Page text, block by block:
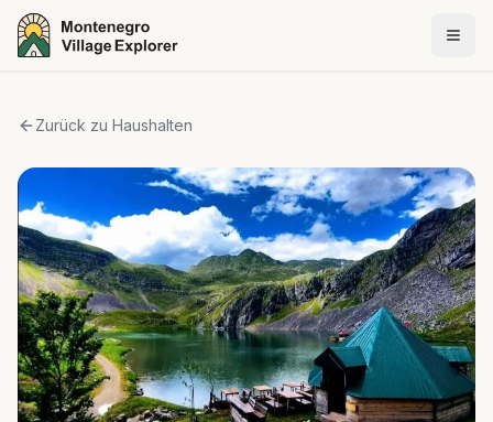
Zurück zu Haushalten